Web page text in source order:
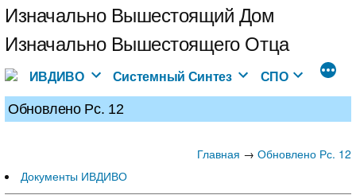
Перейти
к
содержимому
Изначально Вышестоящий Дом
Изначально Вышестоящего Отца
ИВДИВО Системный Синтез СПО
Обновлено Рс. 12
Главная → Обновлено Рс. 12
Документы ИВДИВО